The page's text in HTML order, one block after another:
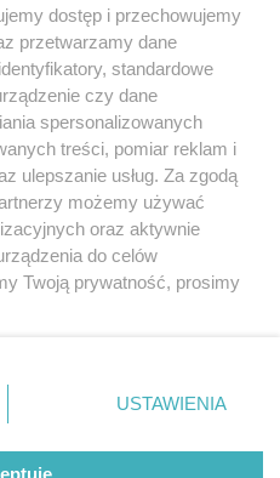
/ 0
regulamin korzystania z portali
Skontakuj sięz nami
Kontakt
Wydawca
Redakcja
dostęp i przechowujemy
przetwarzamy dane
standardowe
czy dane
spersonalizowanych
treści, pomiar reklam i
ulepszanie usług. Za zgodą
możemy używać
oraz aktywnie
do celów
Twoją prywatność, prosimy
lewym dolnym rogu strony
danych nie wymagają
prawo sprzeciwić się
będą miały
USTAWIENIA